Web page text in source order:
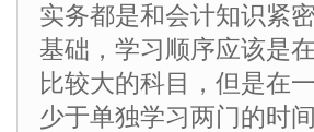
实务都是和会计知识紧
基础，学习顺序应该是
比较大的科目，但是在
少于单独学习两门的时